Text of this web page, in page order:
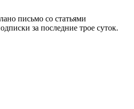
письмо со статьями
за последние трое суток.